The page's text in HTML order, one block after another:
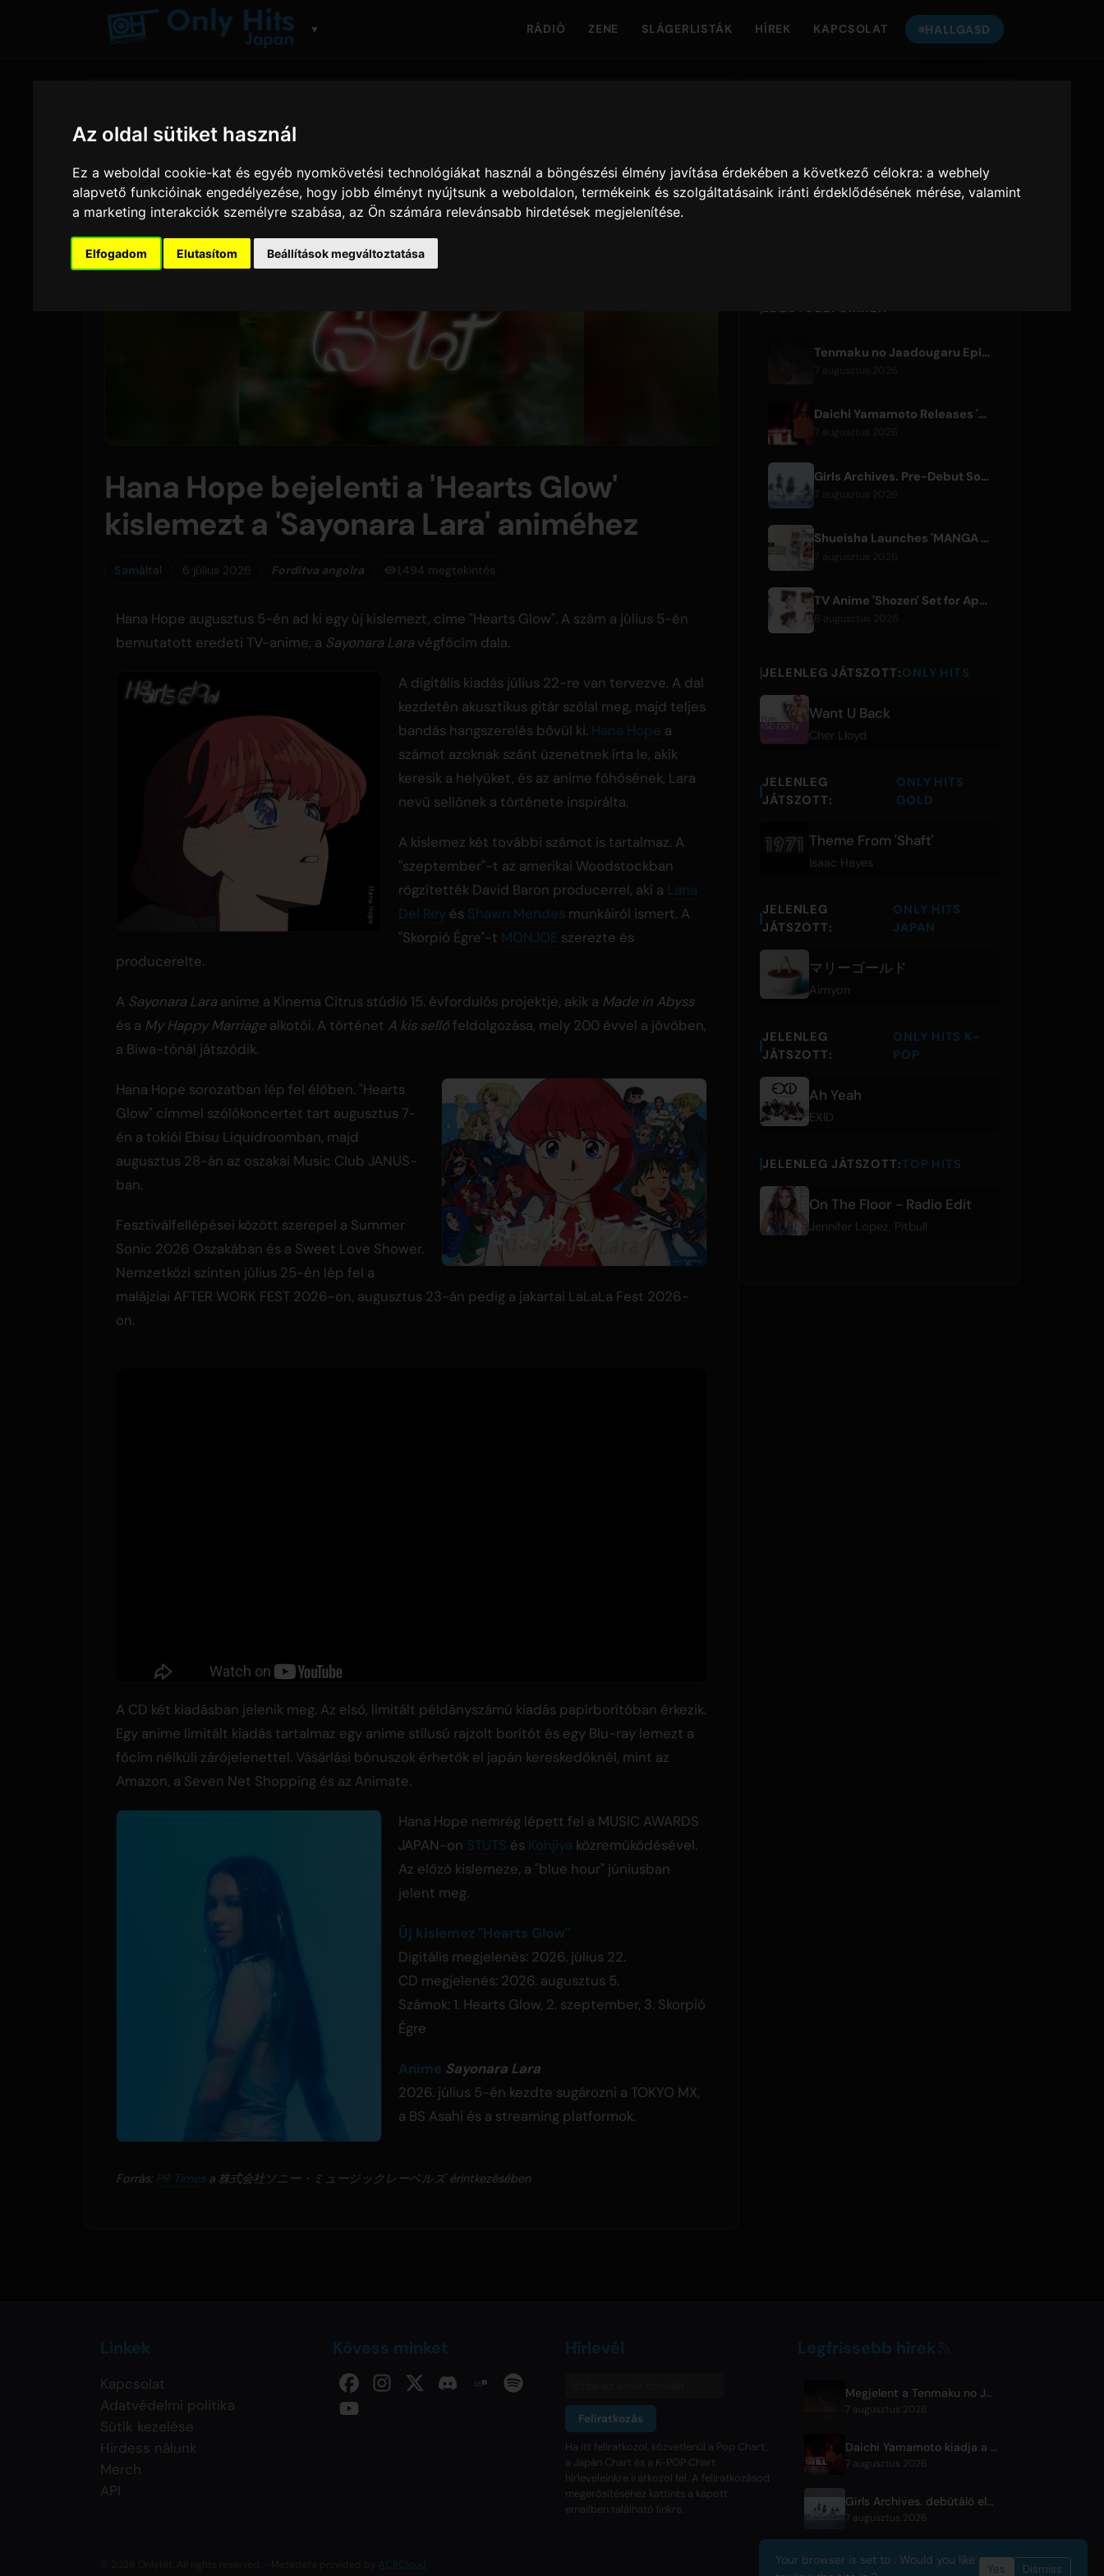
Az oldal sütiket használ
Ez a weboldal cookie-kat és egyéb nyomkövetési technológiákat használ a böngészési élmény javítása érdekében a következő célokra:a webhely
alapvető funkcióinak engedélyezése, hogy jobb élményt nyújtsunk a weboldalon,termékeink és szolgáltatásaink iránti érdeklődésének mérése, valamint
a marketing interakciók személyre szabása,az Ön számára relevánsabb hirdetések megjelenítése.
Elfogadom Elutasítom Beállítások megváltoztatása
▼ RÁDIÓ ZENE SLÁGERLISTÁK HÍREK KAPCSOLAT HALLGASD
Hana Hope bejelenti a 'Hearts Glow'
kislemezt a 'Sayonara Lara' animéhez
Samáltal 6 július 2026 Fordítva angolra 1,494 megtekintés
Hana Hope augusztus 5-én ad ki egy új kislemezt, címe "Hearts Glow". A szám a július 5-én
bemutatott eredeti TV-anime, a Sayonara Lara végfőcím dala.
A digitális kiadás július 22-re van tervezve. A dal
kezdetén akusztikus gitár szólal meg, majd teljes
bandás hangszerelés bővül ki. Hana Hope a
számot azoknak szánt üzenetnek írta le, akik
keresik a helyüket, és az anime főhősének, Lara
nevű sellőnek a története inspirálta.
A kislemez két további számot is tartalmaz. A
"szeptember"-t az amerikai Woodstockban
rögzítették David Baron producerrel, aki a Lana
Del Rey és Shawn Mendes munkáiról ismert. A
"Skorpió Égre"-t MONJOE szerezte és
producerelte.
A Sayonara Lara anime a Kinema Citrus stúdió 15. évfordulós projektje, akik a Made in Abyss
és a My Happy Marriage alkotói. A történet A kis sellő feldolgozása, mely 200 évvel a jövőben,
a Biwa-tónál játszódik.
Hana Hope sorozatban lép fel élőben. "Hearts
Glow" címmel szólókoncertet tart augusztus 7-
én a tokiói Ebisu Liquidroomban, majd
augusztus 28-án az oszakai Music Club JANUS-
ban.
Fesztiválfellépései között szerepel a Summer
Sonic 2026 Oszakában és a Sweet Love Shower.
Nemzetközi szinten július 25-én lép fel a
malájziai AFTER WORK FEST 2026-on, augusztus 23-án pedig a jakartai LaLaLa Fest 2026-
on.
A CD két kiadásban jelenik meg. Az első, limitált példányszámú kiadás papírborítóban érkezik.
Egy anime limitált kiadás tartalmaz egy anime stílusú rajzolt borítót és egy Blu-ray lemezt a
főcím nélküli zárójelenettel. Vásárlási bónuszok érhetők el japán kereskedőknél, mint az
Amazon, a Seven Net Shopping és az Animate.
Hana Hope nemrég lépett fel a MUSIC AWARDS
JAPAN-on STUTS és Kohjiya közreműködésével.
Az előző kislemeze, a "blue hour" júniusban
jelent meg.
Új kislemez "Hearts Glow"
Digitális megjelenés: 2026. július 22.
CD megjelenés: 2026. augusztus 5.
Számok: 1. Hearts Glow, 2. szeptember, 3. Skorpió
Égre
Anime Sayonara Lara
2026. július 5-én kezdte sugározni a TOKYO MX,
a BS Asahi és a streaming platformok.
Forrás: PR Times a 株式会社ソニー・ミュージックレーベルズ érintkezésében
Only Hits Japan
LEGUTÓBBI CIKKEK
Tenmaku no Jaadougaru Episode 7 Preview Released
Daichi Yamamoto Releases 'Still' for Hip-Hop Anime 'Shadow Beat'
Girls Archives. Pre-Debut Song 'Reborn' is Theme for Netflix Film
Shueisha Launches 'MANGA MILLION', Free Global Library of 400 Manga Titles
TV Anime 'Shozen' Set for April 2027 Premiere on Fuji TV
JELENLEG JÁTSZOTT:ONLY HITS
Want U Back
Cher Lloyd
JELENLEG
JÁTSZOTT:
ONLY HITS
GOLD
Theme From 'Shaft'
Isaac Hayes
JELENLEG
JÁTSZOTT:
ONLY HITS
JAPAN
マリーゴールド
Aimyon
JELENLEG
JÁTSZOTT:
ONLY HITS K-
POP
Ah Yeah
EXID
JELENLEG JÁTSZOTT:TOP HITS
On The Floor - Radio Edit
Jennifer Lopez Pitbull
Linkek
Kapcsolat
Adatvédelmi politika
Sütik kezelése
Hirdess nálunk
Merch
API
Kövess minket Hírlevél
Feliratkozás
Ha itt feliratkozol, közvetlenül a Pop Chart,
a Japán Chart és a K-POP Chart
hírleveleinkre iratkozol fel. A feliratkozásod
megerősítéséhez kattints a kapott
emailben található linkre.
Legfrissebb hírek
Megjelent a Tenmaku no Jaadougaru 7. epizódjának előzetese
7 augusztus 2026
Daichi Yamamoto kiadja a 'Still' című számot a hip-hop anime 'Shadow Beat' számára
7 augusztus 2026
Girls Archives. debütáló előtti dala, a 'Reborn' a Netflix film témazenéje
7 augusztus 2026
ACRCloud
Your browser is set to . Would you like
Yes Dismiss